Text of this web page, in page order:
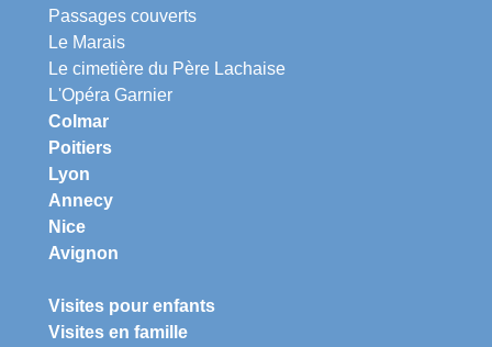
Passages couverts
Le Marais
Le cimetière du Père Lachaise
L'Opéra Garnier
Colmar
Poitiers
Lyon
Annecy
Nice
Avignon
Visites pour enfants
Visites en famille